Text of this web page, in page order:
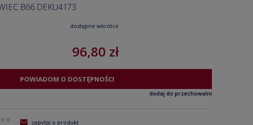
B66 DEKU4173
dostępne wkrótce
96,80 zł
POWIADOM O DOSTĘPNOŚCI
dodaj do przechowalni
zapytaj o produkt